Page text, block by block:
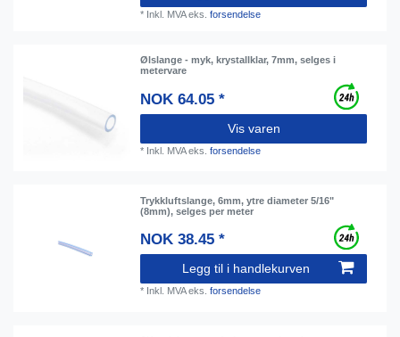
* Inkl. MVAeks.forsendelse
Ølslange - myk, krystallklar, 7mm, selges i
metervare
NOK 64.05 *
Vis varen
* Inkl. MVAeks.forsendelse
Trykkluftslange, 6mm, ytre diameter 5/16"
(8mm), selges per meter
NOK 38.45 *
Legg til i handlekurven
* Inkl. MVAeks.forsendelse